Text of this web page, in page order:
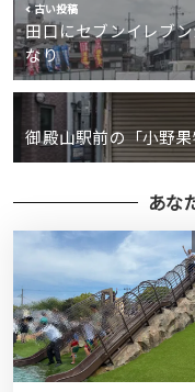
古い投稿
田口にセブンイレブ
なり
御殿山駅前の「小野
あな